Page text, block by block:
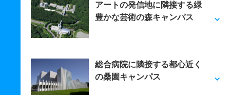
アートの発信地に隣接する緑
豊かな芸術の森キャンパス
総合病院に隣接する都心近く
の桑園キャンパス